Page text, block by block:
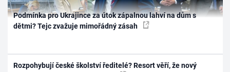
Podmínka pro Ukrajince za útok zápalnou lahví na dům s
dětmi? Tejc zvažuje mimořádný zásah
Rozpohybují české školství ředitelé? Resort věří, že nový